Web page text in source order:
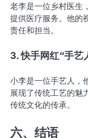
老李是一位乡村医生
提供医疗服务。他的
责任和担当。
3. 快手网红“手艺
小李是一位手艺人，
展现了传统工艺的魅
传统文化的传承。
六、结语